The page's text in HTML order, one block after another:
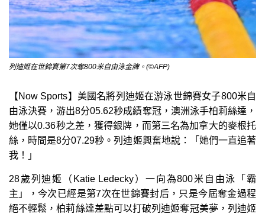
列迪姬在世錦賽第7次奪800米自由泳金牌。(©AFP)
【Now Sports】美國名將列迪姬在游泳世錦賽女子800米自
由泳決賽，游出8分05.62秒成績奪冠，澳洲泳手柏莉絲達，
她僅以0.36秒之差，獲得銀牌，而第三名為加拿大的麥根托
絲，時間是8分07.29秒。列迪姬興奮地說：「她們一直追著
我！」
28歲列迪姬（Katie Ledecky）一向為800米自由泳「霸
主」，今次已經是第7次在世錦賽封后，只是今屆奪金過程
絕不輕鬆，柏莉絲達差點可以打破列迪姬奪冠美夢，列迪姬